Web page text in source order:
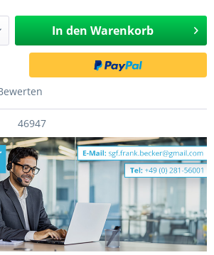
In den Warenkorb
46947